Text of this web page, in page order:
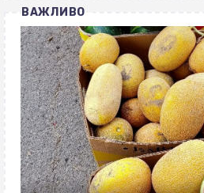
ВАЖЛИВО